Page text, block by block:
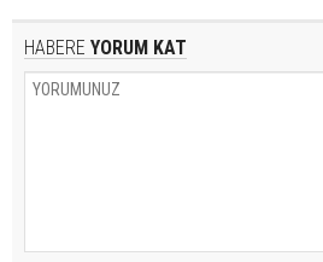
HABERE YORUM KAT